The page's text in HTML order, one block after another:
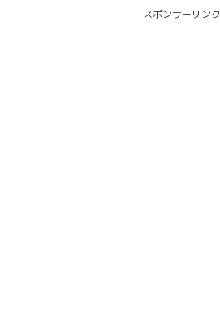
スポンサーリンク